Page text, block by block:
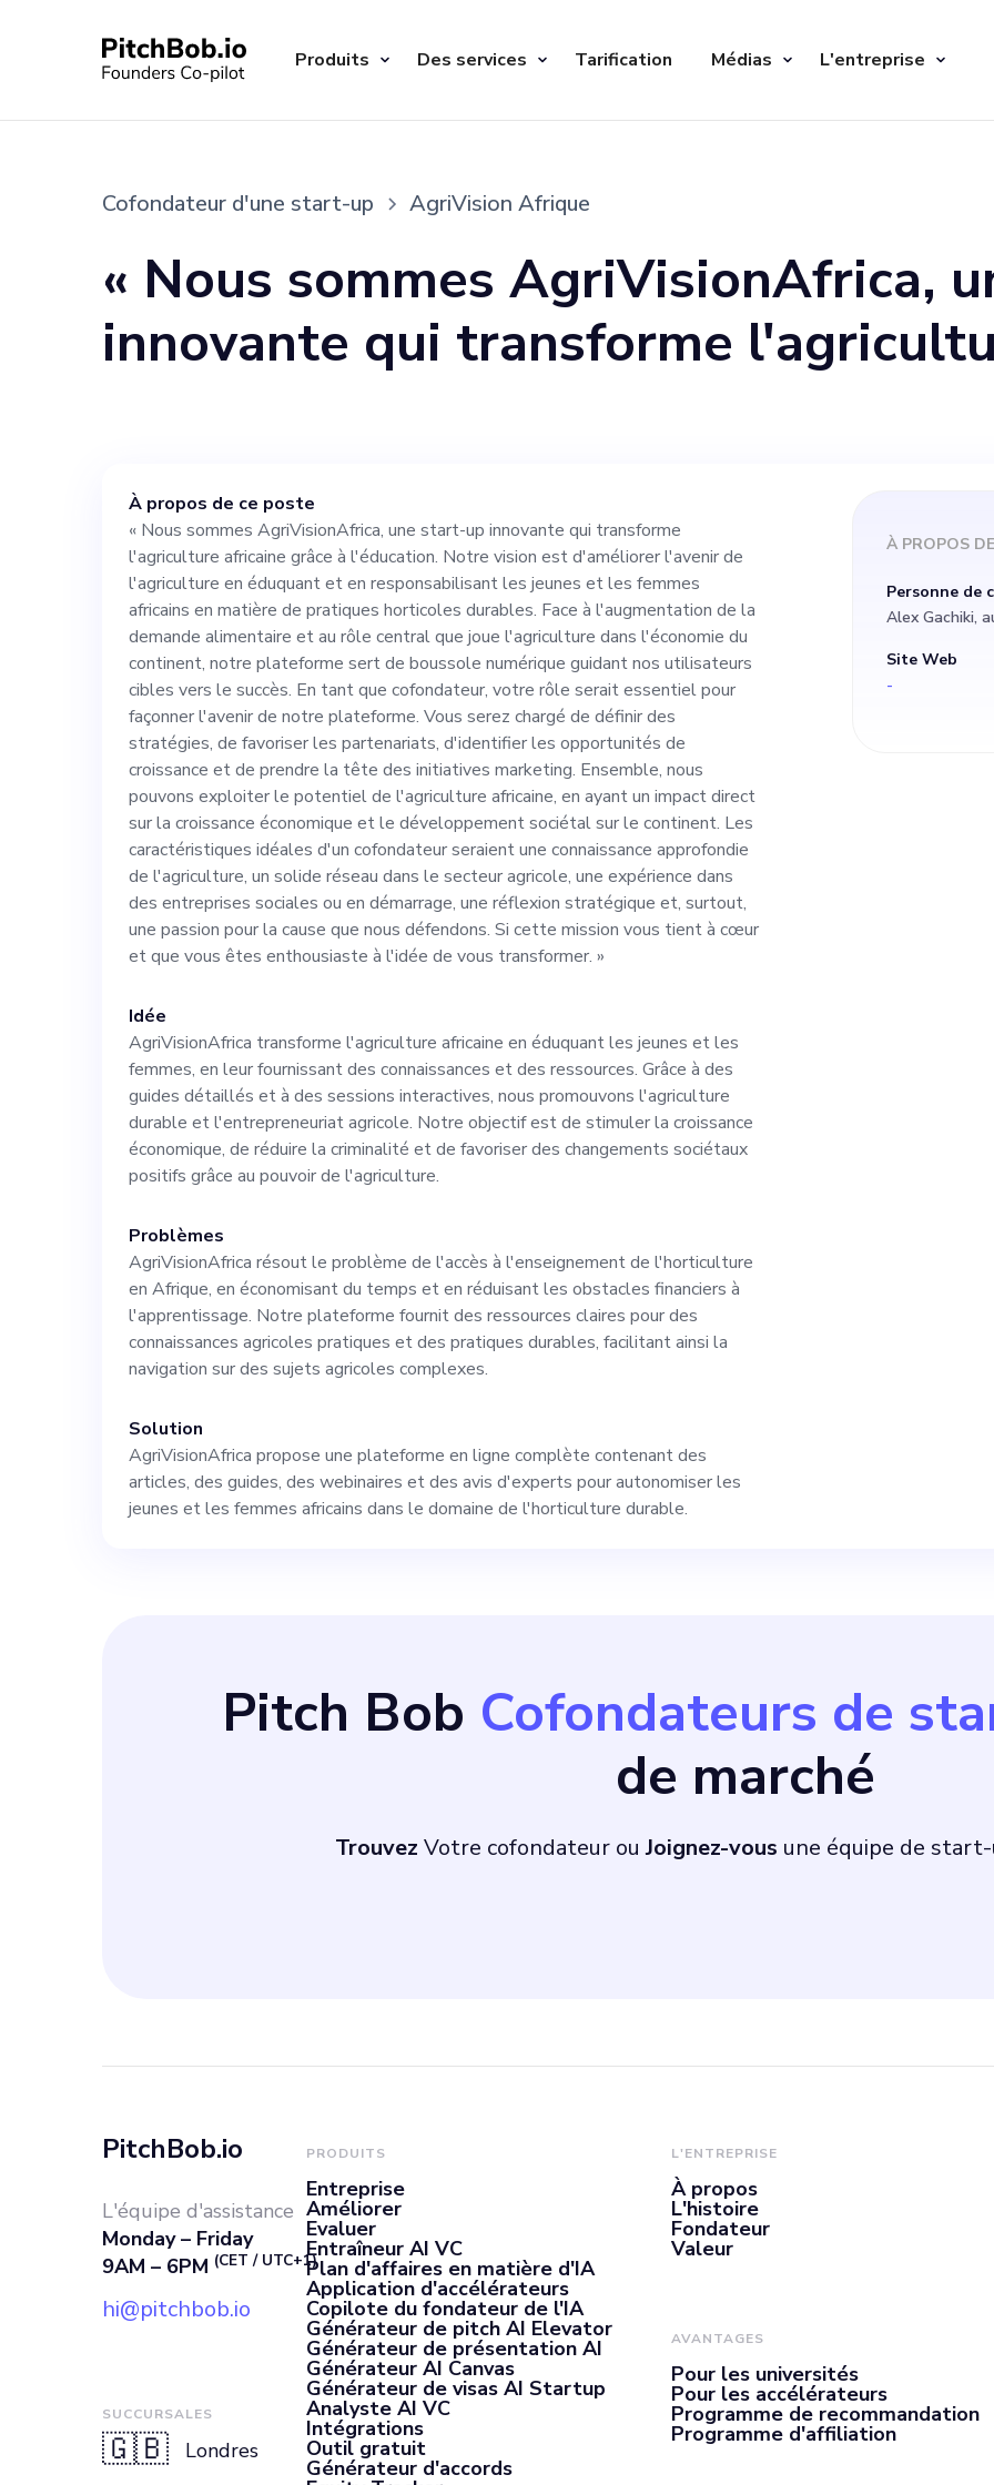
Produits Des services Tarification Médias L'entreprise
Cofondateur d'une start-up AgriVision Afrique
« Nous sommes AgriVisionAfrica,
innovante qui transforme
responsabilisant les jeunes et les
en matière de pratiques horticoles
l'augmentation de la demande
rôle central que joue l'agriculture
du continent, notre plateforme sert
numérique guidant nos utilisateurs
succès. En tant que cofondateur,
essentiel pour façonner l'avenir de
plateforme. Vous serez chargé de
stratégies, de favoriser les
d'identifier les opportunités de
prendre la tête des initiatives
Ensemble, nous pouvons exploiter
l'agriculture africaine, en ayant un
la croissance économique et le
sociétal sur le continent. Les
expérience dans des entreprises
démarrage, une réflexion
une passion pour la cause que
À propos de ce poste
« Nous sommes AgriVisionAfrica, une start-up innovante qui transforme
l'agriculture africaine grâce à l'éducation. Notre vision est d'améliorer l'avenir de
l'agriculture en éduquant et en responsabilisant les jeunes et les femmes
africains en matière de pratiques horticoles durables. Face à l'augmentation de la
demande alimentaire et au rôle central que joue l'agriculture dans l'économie du
continent, notre plateforme sert de boussole numérique guidant nos utilisateurs
cibles vers le succès. En tant que cofondateur, votre rôle serait essentiel pour
façonner l'avenir de notre plateforme. Vous serez chargé de définir des
stratégies, de favoriser les partenariats, d'identifier les opportunités de
croissance et de prendre la tête des initiatives marketing. Ensemble, nous
pouvons exploiter le potentiel de l'agriculture africaine, en ayant un impact direct
sur la croissance économique et le développement sociétal sur le continent. Les
caractéristiques idéales d'un cofondateur seraient une connaissance approfondie
de l'agriculture, un solide réseau dans le secteur agricole, une expérience dans
des entreprises sociales ou en démarrage, une réflexion stratégique et, surtout,
une passion pour la cause que nous défendons. Si cette mission vous tient à cœur
et que vous êtes enthousiaste à l'idée de vous transformer. »
Idée
AgriVisionAfrica transforme l'agriculture africaine en éduquant les jeunes et les
femmes, en leur fournissant des connaissances et des ressources. Grâce à des
guides détaillés et à des sessions interactives, nous promouvons l'agriculture
durable et l'entrepreneuriat agricole. Notre objectif est de stimuler la croissance
économique, de réduire la criminalité et de favoriser des changements sociétaux
positifs grâce au pouvoir de l'agriculture.
Problèmes
AgriVisionAfrica résout le problème de l'accès à l'enseignement de l'horticulture
en Afrique, en économisant du temps et en réduisant les obstacles financiers à
l'apprentissage. Notre plateforme fournit des ressources claires pour des
connaissances agricoles pratiques et des pratiques durables, facilitant ainsi la
navigation sur des sujets agricoles complexes.
Solution
AgriVisionAfrica propose une plateforme en ligne complète contenant des
articles, des guides, des webinaires et des avis d'experts pour autonomiser les
jeunes et les femmes africains dans le domaine de l'horticulture durable.
À PROPOS DE
Personne de
Alex Gachiki,
Site Web
-
Pitch Bob Cofondateurs de
de marché
Trouvez Votre cofondateur ouJoignez-vous une équipe de
PitchBob.io
L'équipe d'assistance
Monday – Friday
9AM – 6PM (CET / UTC+1)
hi@pitchbob.io
SUCCURSALES
🇬🇧 Londres
PRODUITS
Entreprise
Améliorer
Evaluer
Entraîneur AI VC
Plan d'affaires en matière d'IA
Application d'accélérateurs
Copilote du fondateur de l'IA
Générateur de pitch AI Elevator
Générateur de présentation AI
Générateur AI Canvas
Générateur de visas AI Startup
Analyste AI VC
Intégrations
Outil gratuit
Générateur d'accords
L'ENTREPRISE
À propos
L'histoire
Fondateur
Valeur
AVANTAGES
Pour les universités
Pour les accélérateurs
Programme de recommandation
Programme d'affiliation